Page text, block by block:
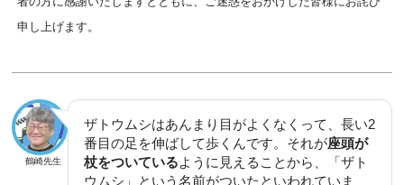
申し上げます。
鶴崎先生
ザトウムシはあんまり目がよくなくって、長い2
番目の足を伸ばして歩くんです。それが座頭が
杖をついているように見えることから、「ザト
ウムシ」という名前がついたといわれていま